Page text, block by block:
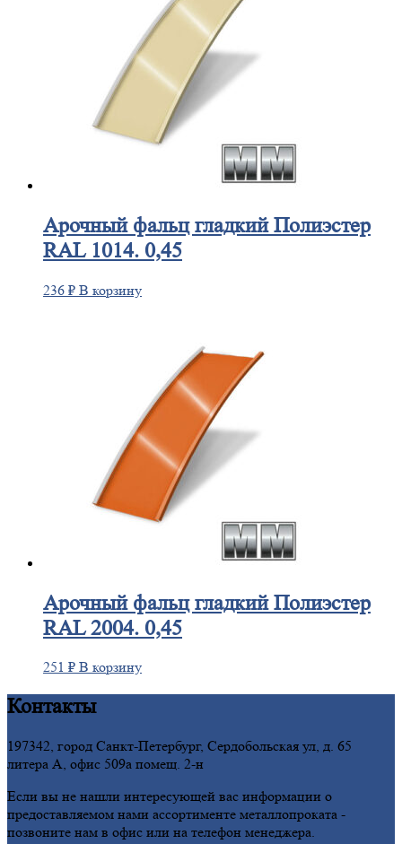
Арочныйфальц гладкий Полиэстер
RAL 1014. 0,45
236 ₽ В корзину
Арочныйфальц гладкий Полиэстер
RAL 2004. 0,45
251 ₽ В корзину
Контакты
197342, город Санкт-Петербург, Сердобольская ул, д. 65
литера А, офис 509а помещ. 2-н
Если вы не нашли интересующей вас информации о
предоставляемом нами ассортименте металлопроката -
позвоните нам в офис или на телефон менеджера.